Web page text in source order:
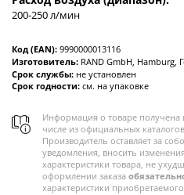
200-250 л/мин
Код (EAN): 9990000013116
Изготовитель: RAND GmbH, Hamburg,
Срок службы: не установлен
Срок годности: см. на упаковке
Информация о товаре получена
числе из официальных
Производитель оставляет за
уведомления, вносить
характеристики товара, не
оформлении заказа
характеристики